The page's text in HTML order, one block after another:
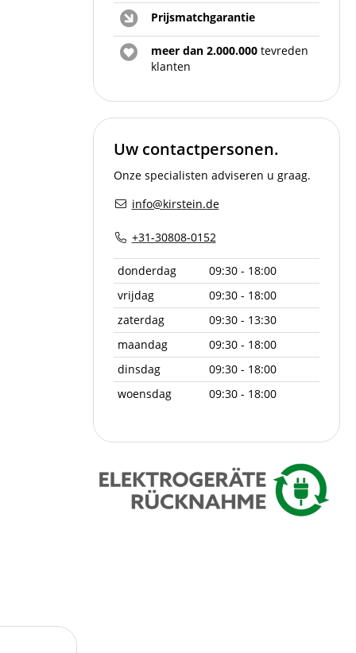
Prijsmatchgarantie
meer dan 2.000.000 tevreden
klanten
Uw contactpersonen.
Onze specialisten adviseren u graag.
info@kirstein.de
+31-30808-0152
donderdag
09:30 - 18:00
vrijdag
09:30 - 18:00
zaterdag
09:30 - 13:30
maandag
09:30 - 18:00
dinsdag
09:30 - 18:00
woensdag
09:30 - 18:00